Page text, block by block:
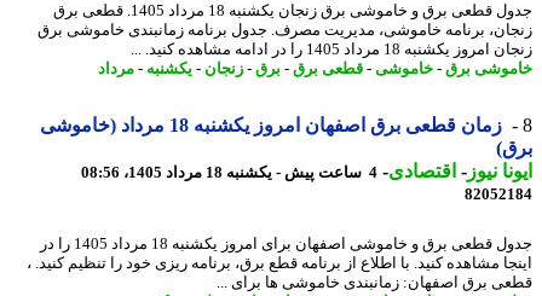
جدول قطعی برق و خاموشی برق زنجان یکشنبه 18 مرداد 1405. قطعی برق
برنامه خاموشی، مدیریت مصرف. جدول برنامه زمانبندی خاموشی برق
یکشنبه 18 مرداد 1405 را در ادامه مشاهده کنید. ...
برق - خاموشی-قطعی برق - برق - زنجان-یکشنبه-مرداد
زمان قطعی برق اصفهان امروز یکشنبه 18 مرداد (خاموشی
نیوز-اقتصادی-4 ساعت پیش - یکشنبه 18 مرداد 1405، 08:56
جدول قطعی برق و خاموشی اصفهان برای امروز یکشنبه 18 مرداد 1405 را در
مشاهده کنید. با اطلاع از برنامه قطع برق، برنامه ریزی خود را تنظیم کنید. ،
برق اصفهان: زمانبندی خاموشی ها برای ...